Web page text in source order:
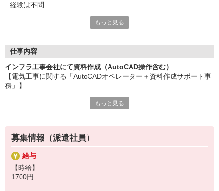
経験は不問
《本社ビル勤務》社員食堂やATMも！近隣にコンビニあり
当社ではZoomを使用したWEB面談を行っています。
しております。
もっと見る
仕事内容
インフラ工事会社にて資料作成（AutoCAD操作含む）
【電気工事に関する「AutoCADオペレーター＋資料作成サポート事
務」】
▼AutoCAD・Rebroを使用した図面作成・修正
▼資料作成補助
└PowerPoint、Excel使用
▼庶務
└会議室予約や使用PCのセッティングなど
もっと見る
募集情報（派遣社員）
給与
【時給】
1700円